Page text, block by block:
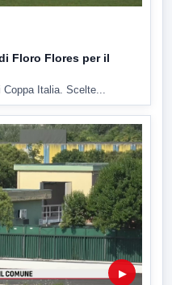
Floro Flores per il
Italia. Scelte...
▶